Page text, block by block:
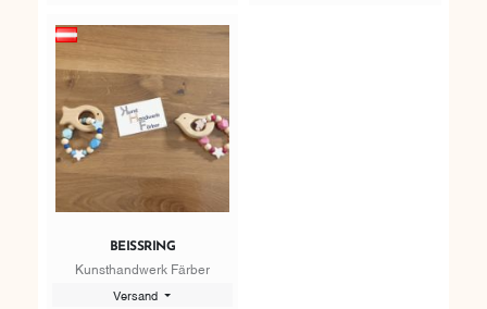
BEISSRING
Kunsthandwerk Färber
Versand